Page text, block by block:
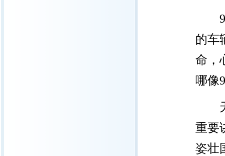
9
的车
命，
哪像
重要
姿壮